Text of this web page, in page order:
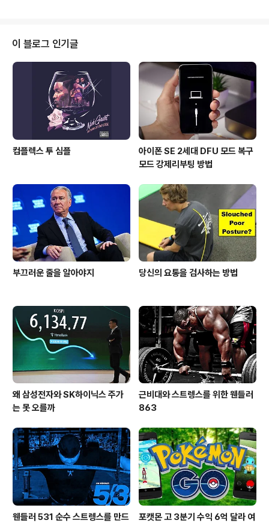
이것이 샤오미의 뛰어난 결과에 관한 확인이고, 새로운 국
면에 관한 얘고라고 언급했다. 더불어, 샤오미는 다음 달 예
정인 CES 2015에서 새로운 플래그쉽 기기를 선보일 것이
라 전했다. 샤오미의 이같은 폭발적인 성장을 첫번째로 보
도했던 것은 지난..
이 블로그 인기글
컴플렉스 투 심플
아이폰 SE 2세대 DFU 모드 복구
모드 강제리부팅 방법
부끄러운 줄을 알아야지 당신의 요통을 검사하는 방법
왜 삼성전자와 SK하이닉스 주가
는 못 오를까
근비대와 스트렝스를 위한 웬들러
863
웬들러 531 순수 스트렝스를 만드 포캣몬 고 3분기 수익 6억 달라 여